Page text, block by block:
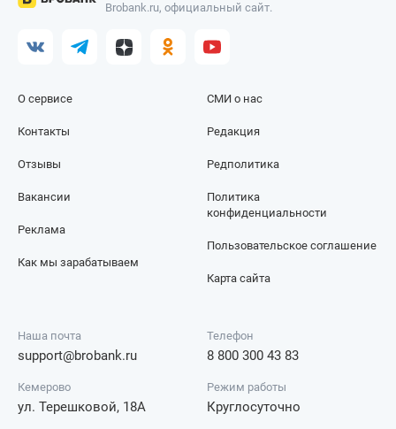
Brobank.ru, официальный сайт.
О сервисе
Контакты
Отзывы
СМИ о нас
Редакция
Редполитика
Вакансии
Реклама
Как мы зарабатываем
Политика
конфиденциальности
Пользовательское соглашение
Карта сайта
Наша почта
support@brobank.ru
Телефон
8 800 300 43 83
Кемерово
ул. Терешковой, 18А
Режим работы
Круглосуточно